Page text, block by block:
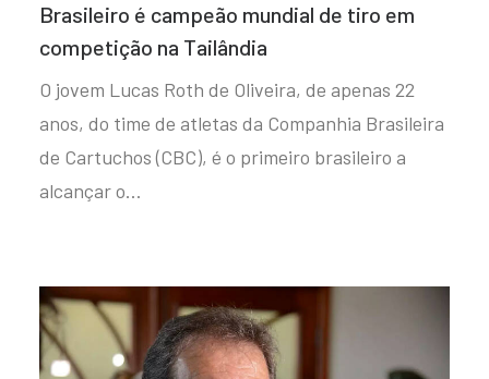
Brasileiro é campeão mundial de tiro em
competição na Tailândia
O jovem Lucas Roth de Oliveira, de apenas 22
anos, do time de atletas da Companhia Brasileira
de Cartuchos (CBC), é o primeiro brasileiro a
alcançar o…